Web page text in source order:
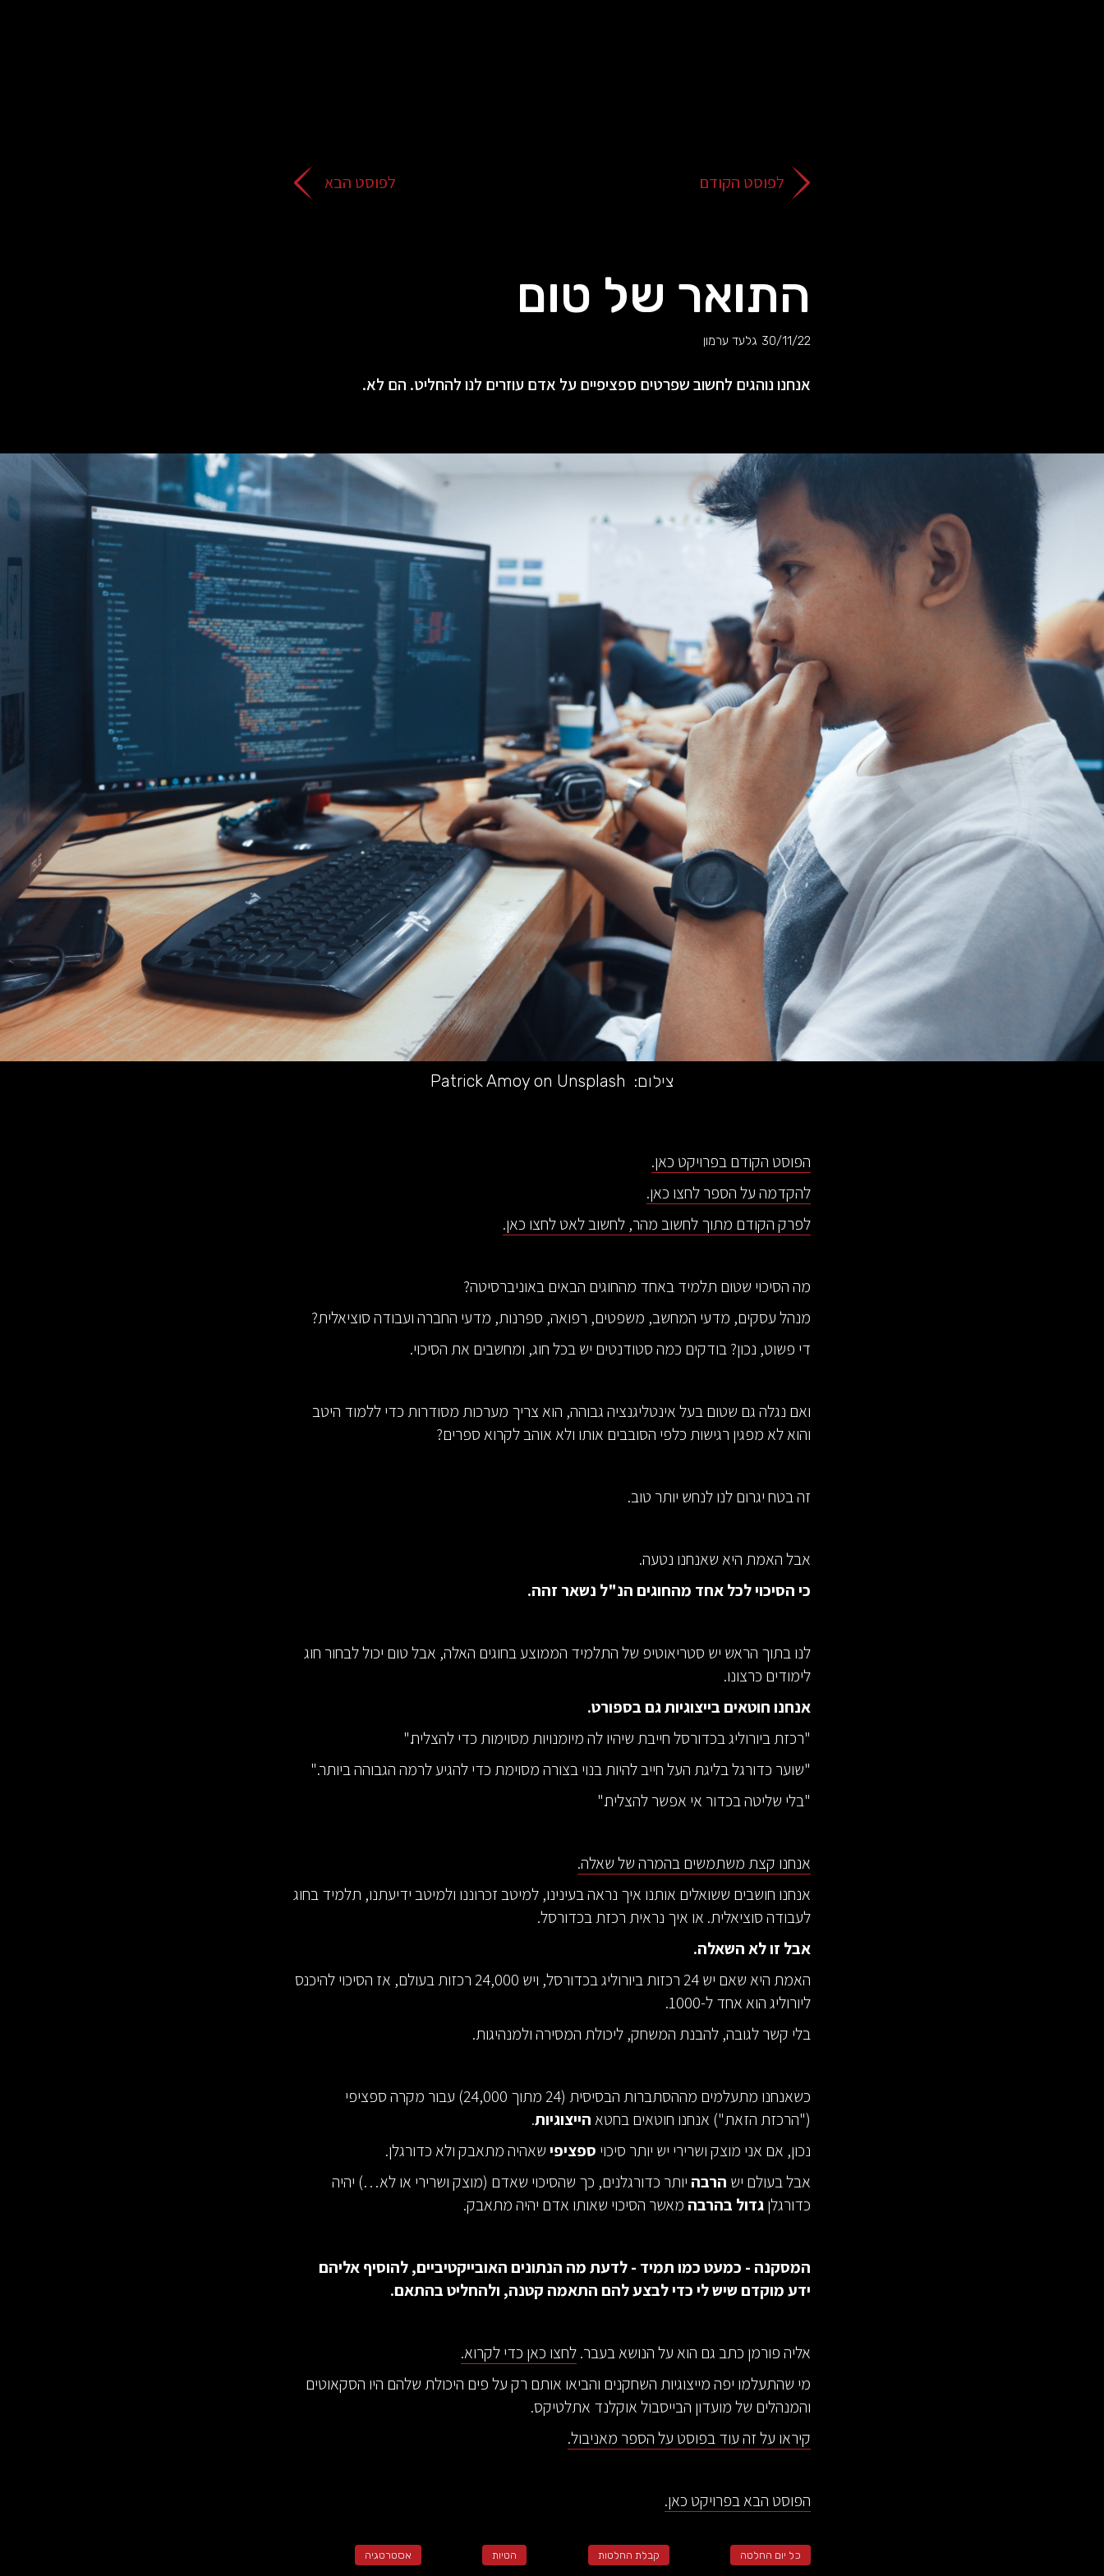
לפוסט הקודם לפוסט הבא
התואר של טום
30/11/22 גלעד ערמון
אנחנו נוהגים לחשוב שפרטים ספציפיים על אדם עוזרים לנו להחליט. הם לא.
צילום: Patrick Amoy on Unsplash
הפוסט הקודם בפרויקט כאן.
להקדמה על הספר לחצו כאן.
לפרק הקודם מתוך לחשוב מהר, לחשוב לאט לחצו כאן.
מה הסיכוי שטום תלמיד באחד מהחוגים הבאים באוניברסיטה?
מנהל עסקים, מדעי המחשב, משפטים, רפואה, ספרנות, מדעי החברה ועבודה סוציאלית?
די פשוט, נכון? בודקים כמה סטודנטים יש בכל חוג, ומחשבים את הסיכוי.
ואם נגלה גם שטום בעל אינטליגנציה גבוהה, הוא צריך מערכות מסודרות כדי ללמוד היטב
והוא לא מפגין רגישות כלפי הסובבים אותו ולא אוהב לקרוא ספרים?
זה בטח יגרום לנו לנחש יותר טוב.
אבל האמת היא שאנחנו נטעה.
כי הסיכוי לכל אחד מהחוגים הנ"ל נשאר זהה.
לנו בתוך הראש יש סטריאוטיפ של התלמיד הממוצע בחוגים האלה, אבל טום יכול לבחור חוג
לימודים כרצונו.
אנחנו חוטאים בייצוגיות גם בספורט.
"רכזת ביורוליג בכדורסל חייבת שיהיו לה מיומנויות מסוימות כדי להצליח."
"שוער כדורגל בליגת העל חייב להיות בנוי בצורה מסוימת כדי להגיע לרמה הגבוהה ביותר."
"בלי שליטה בכדור אי אפשר להצליח."
אנחנו קצת משתמשים בהמרה של שאלה.
אנחנו חושבים ששואלים אותנו איך נראה בעינינו, למיטב זכרוננו ולמיטב ידיעתנו, תלמיד בחוג
לעבודה סוציאלית. או איך נראית רכזת בכדורסל.
אבל זו לא השאלה.
האמת היא שאם יש 24 רכזות ביורוליג בכדורסל, ויש 24,000 רכזות בעולם, אז הסיכוי להיכנס
ליורוליג הוא אחד ל-1000.
בלי קשר לגובה, להבנת המשחק, ליכולת המסירה ולמנהיגות.
כשאנחנו מתעלמים מההסתברות הבסיסית (24 מתוך 24,000) עבור מקרה ספציפי
("הרכזת הזאת") אנחנו חוטאים בחטאהייצוגיות.
נכון, אם אני מוצק ושרירי יש יותר סיכוי ספציפישאהיה מתאבק ולא כדורגלן.
אבל בעולם יש הרבה יותר כדורגלנים, כך שהסיכוי שאדם (מוצק ושרירי או לא…) יהיה
כדורגלןגדול בהרבה מאשר הסיכוי שאותו אדם יהיה מתאבק.
המסקנה - כמעט כמו תמיד - לדעת מה הנתונים האובייקטיביים, להוסיף אליהם
ידע מוקדם שיש לי כדי לבצע להם התאמה קטנה, ולהחליט בהתאם.
אליה פורמן כתב גם הוא על הנושא בעבר.לחצו כאן כדי לקרוא.
מי שהתעלמו יפה מייצוגיות השחקנים והביאו אותם רק על פים היכולת שלהם היו הסקאוטים
והמנהלים של מועדון הבייסבול אוקלנד אתלטיקס.
קיראו על זה עוד בפוסט על הספר מאניבול.
הפוסט הבא בפרויקט כאן.
כל יום החלטה קבלת החלטות הטיות אסטרטגיה